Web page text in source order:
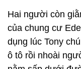
Hai người còn
của chung cư
dụng lúc Tony
ô tô rồi nhoài